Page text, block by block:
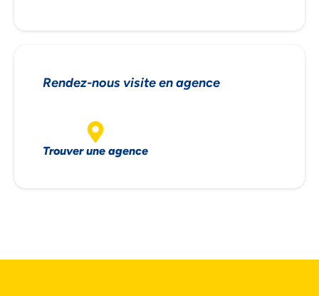
Rendez-nous visite en agence
Trouver une agence
NOUS ACCORDONS DE
PRIVÉE